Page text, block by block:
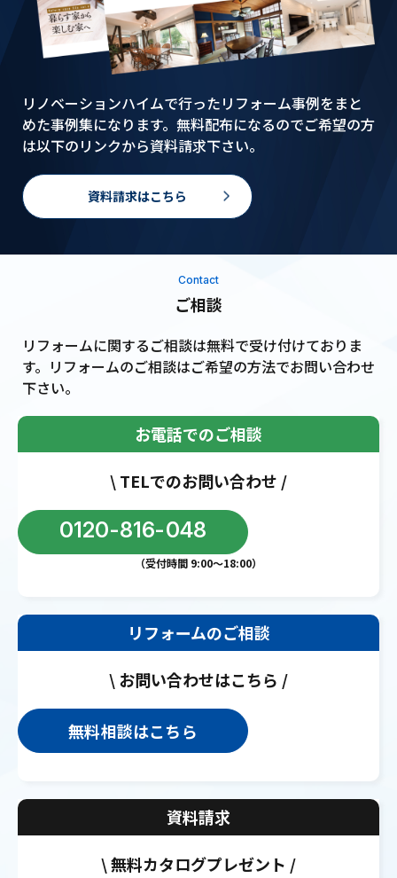
リノベーションハイムで行ったリフォーム事例をまと
めた事例集になります。無料配布になるのでご希望の方
は以下のリンクから資料請求下さい。
資料請求はこちら
Contact
ご相談
リフォームに関するご相談は無料で受け付けておりま
す。リフォームのご相談はご希望の方法でお問い合わせ
下さい。
お電話でのご相談
\ TELでのお問い合わせ /
0120-816-048
（受付時間 9:00〜18:00）
リフォームのご相談
\ お問い合わせはこちら /
無料相談はこちら
資料請求
\ 無料カタログプレゼント /